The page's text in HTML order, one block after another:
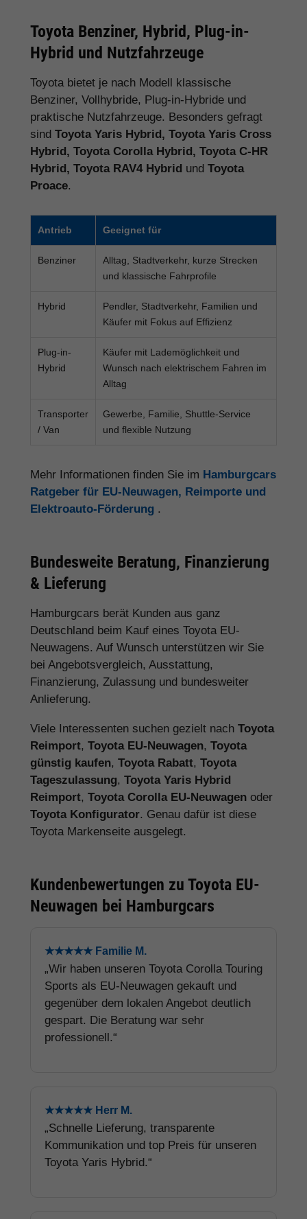
Toyota Benziner, Hybrid, Plug-in-
Hybrid und Nutzfahrzeuge
Toyota bietet je nach Modell klassische
Benziner, Vollhybride, Plug-in-Hybride und
praktische Nutzfahrzeuge. Besonders gefragt
sind Toyota Yaris Hybrid, Toyota Yaris Cross
Hybrid, Toyota Corolla Hybrid, Toyota C-HR
Hybrid, Toyota RAV4 Hybrid und Toyota
Proace.
Antrieb Geeignet für
Benziner
Alltag, Stadtverkehr, kurze Strecken
und klassische Fahrprofile
Hybrid
Pendler, Stadtverkehr, Familien und
Käufer mit Fokus auf Effizienz
Plug-in-
Hybrid
Käufer mit Lademöglichkeit und
Wunsch nach elektrischem Fahren im
Alltag
Transporter
/ Van
Gewerbe, Familie, Shuttle-Service
und flexible Nutzung
Mehr Informationen finden Sie im Hamburgcars
Ratgeber für EU-Neuwagen, Reimporte und
Elektroauto-Förderung .
Bundesweite Beratung, Finanzierung
& Lieferung
Hamburgcars berät Kunden aus ganz
Deutschland beim Kauf eines Toyota EU-
Neuwagens. Auf Wunsch unterstützen wir Sie
bei Angebotsvergleich, Ausstattung,
Finanzierung, Zulassung und bundesweiter
Anlieferung.
Viele Interessenten suchen gezielt nach Toyota
Reimport, Toyota EU-Neuwagen, Toyota
günstig kaufen, Toyota Rabatt, Toyota
Tageszulassung, Toyota Yaris Hybrid
Reimport, Toyota Corolla EU-Neuwagen oder
Toyota Konfigurator. Genau dafür ist diese
Toyota Markenseite ausgelegt.
Kundenbewertungen zu Toyota EU-
Neuwagen bei Hamburgcars
★★★★★ Familie M.
„Wir haben unseren Toyota Corolla Touring
Sports als EU-Neuwagen gekauft und
gegenüber dem lokalen Angebot deutlich
gespart. Die Beratung war sehr
professionell.“
★★★★★ Herr M.
„Schnelle Lieferung, transparente
Kommunikation und top Preis für unseren
Toyota Yaris Hybrid.“